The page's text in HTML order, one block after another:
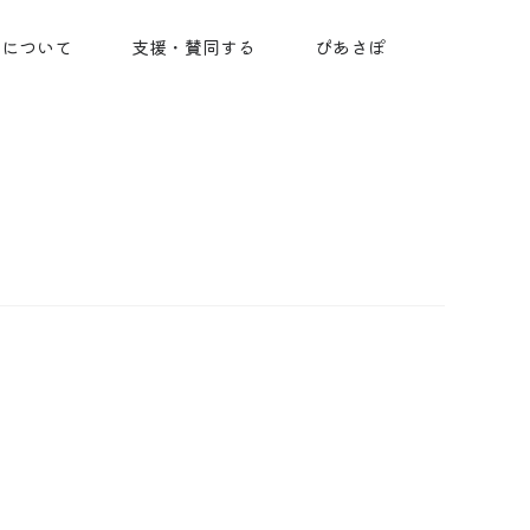
ついて 支援・賛同する ぴあさぽ